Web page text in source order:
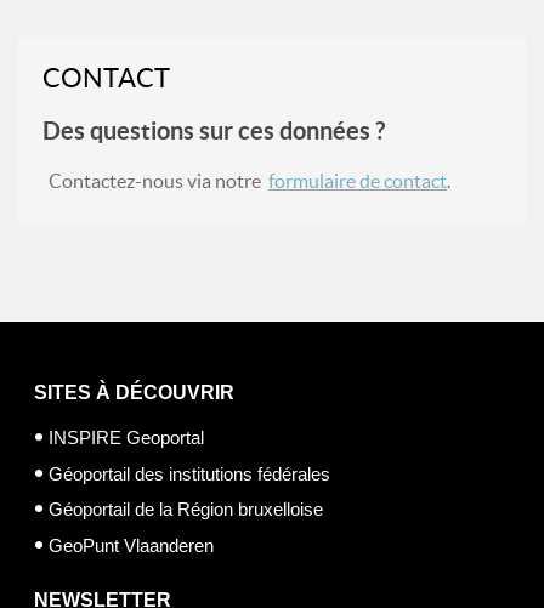
CONTACT
Des questions sur ces données ?
Contactez-nous via notre formulaire de contact.
SITES À DÉCOUVRIR
INSPIRE Geoportal
Géoportail des institutions fédérales
Géoportail de la Région bruxelloise
GeoPunt Vlaanderen
NEWSLETTER